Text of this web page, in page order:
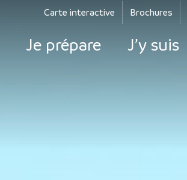
Je prépare J’y suis
Carte interactive Brochures